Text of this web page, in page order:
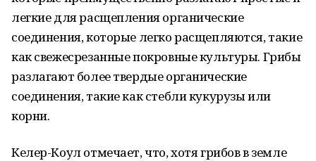
легкие для расщепления органические
соединения, которые легко расщепляются, такие
как свежесрезанные покровные культуры. Грибы
разлагают более твердые органические
соединения, такие как стебли кукурузы или
корни.
Келер-Коул отмечает, что, хотя грибов в земле